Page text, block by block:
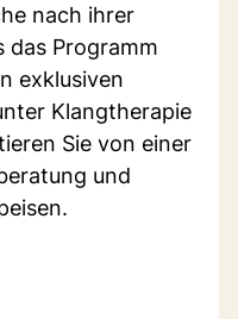
nach ihrer
das Programm
exklusiven
Klangtherapie
Sie von einer
und